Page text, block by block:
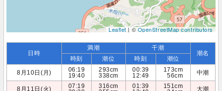
Leaflet| ©OpenStreetMap contributors
日時
満潮 干潮
潮名
時刻 潮位 時刻
潮位
8月10日(月)
06:19
19:40
293cm
338cm
00:39
12:49
173cm
56cm
中潮
8月11日(火)
07:19
316cm
01:39
151cm
大潮